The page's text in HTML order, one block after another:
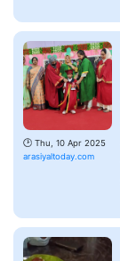
🕑 Thu, 10 Apr 2025
arasiyaltoday.com